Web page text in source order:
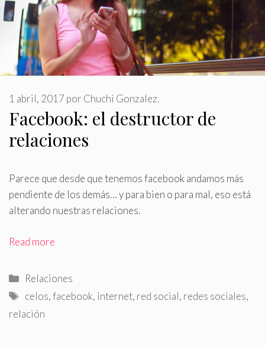
Facebook: el destructor de
relaciones
1 abril, 2017 por Chuchi Gonzalez.
Parece que desde que tenemos facebook andamos más
pendiente de los demás… y para bien o para mal, eso está
alterando nuestras relaciones.
Read more
Categorías
Relaciones
Etiquetas
celos,facebook, internet, red social, redes sociales,
relación